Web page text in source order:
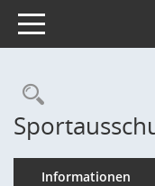
Toggle navigation
Informationen